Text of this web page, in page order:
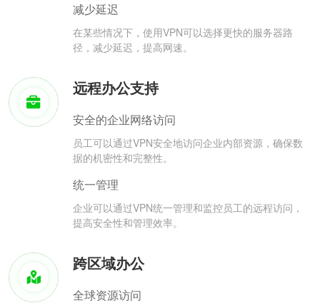
减少延迟
在某些情况下，使用VPN可以选择更快的服务器路
径，减少延迟，提高网速。
远程办公支持
安全的企业网络访问
员工可以通过VPN安全地访问企业内部资源，确保数
据的机密性和完整性。
统一管理
企业可以通过VPN统一管理和监控员工的远程访问，
提高安全性和管理效率。
跨区域办公
全球资源访问